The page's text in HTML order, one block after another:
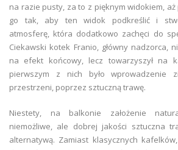
na razie pusty, za to z pięknym widokiem,
go tak, aby ten widok podkreślić i
atmosferę, która dodatkowo zachęci do
Ciekawski kotek Franio, główny nadzorca,
na efekt końcowy, lecz towarzyszył na
pierwszym z nich było wprowadzenie
przestrzeni, poprzez sztuczną trawę.
Niestety, na balkonie założenie
niemożliwe, ale dobrej jakości sztuczna
alternatywą. Zamiast klasycznych